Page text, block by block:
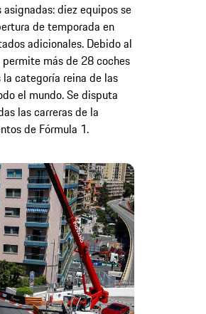
diez equipos se
de temporada en
adicionales. Debido al
más de 28 coches
categoría reina de las
el mundo. Se disputa
las carreras de la
de Fórmula 1.